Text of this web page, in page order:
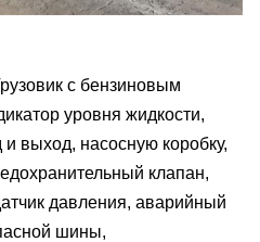
с бензиновым
уровня жидкости,
и выход, насосную коробку,
клапан,
давления, аварийный
шины,